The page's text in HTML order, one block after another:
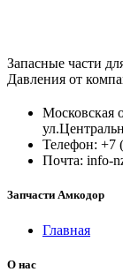
Запасные части
Давления от
Московская
Телефон: +7
Почта: info-
Запчасти Амкодор
Главная
О нас